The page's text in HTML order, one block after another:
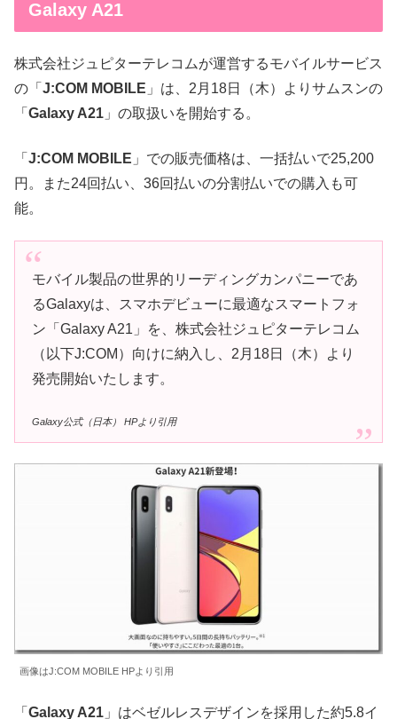
Galaxy A21
株式会社ジュピターテレコムが運営するモバイルサービス
の「 J:COM MOBILE 」は、2月18日（木）よりサムスンの
「 Galaxy A21 」の取扱いを開始する。
「 J:COM MOBILE 」での販売価格は、一括払いで25,200
円。また24回払い、36回払いの分割払いでの購入も可
能。
モバイル製品の世界的リーディングカンパニーであ
るGalaxyは、スマホデビューに最適なスマートフォ
ン「Galaxy A21」を、株式会社ジュピターテレコム
（以下J:COM）向けに納入し、2月18日（木）より
発売開始いたします。
Galaxy公式（日本） HPより引用
画像はJ:COM MOBILE HPより引用
「 Galaxy A21 」はベゼルレスデザインを採用した約5.8イ